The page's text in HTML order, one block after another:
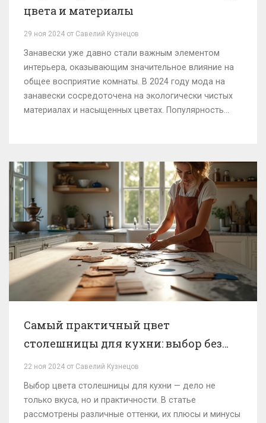
цвета и материалы
29 ноя 2024 от Савелий Кузнецов
Занавески уже давно стали важным элементом
интерьера, оказывающим значительное влияние на
общее восприятие комнаты. В 2024 году мода на
занавески сосредоточена на экологически чистых
материалах и насыщенных цветах. Популярность
утонченных бархатных портьер — каждый найдет
что-то на свой вкус. Эта статья поможет вам
разобраться в модных направлениях, чтобы сделать
ваш дом уютным и стильным.
Самый практичный цвет
столешницы для кухни: выбор без
компромиссов
22 ноя 2024 от Савелий Кузнецов
Выбор цвета столешницы для кухни — дело не
только вкуса, но и практичности. В статье
рассмотрены различные оттенки, их плюсы и минусы